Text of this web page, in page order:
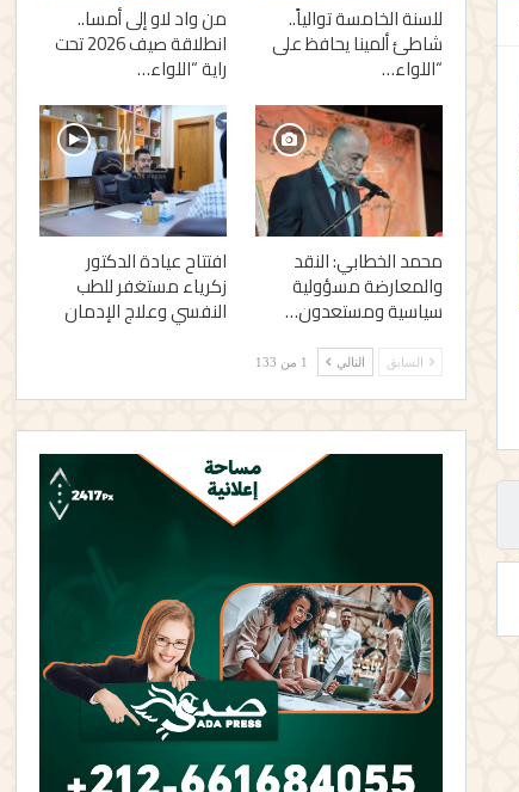
للسنة الخامسة توالياً..
شاطئ ألمينا يحافظ على
“اللواء…
من واد لاو إلى أمسا..
انطلاقة صيف 2026 تحت
راية “اللواء…
محمد الخطابي: النقد
والمعارضة مسؤولية
سياسية ومستعدون…
افتتاح عيادة الدكتور
زكرياء مستغفر للطب
النفسي وعلاج الإدمان
السابق التالي 1 من 133